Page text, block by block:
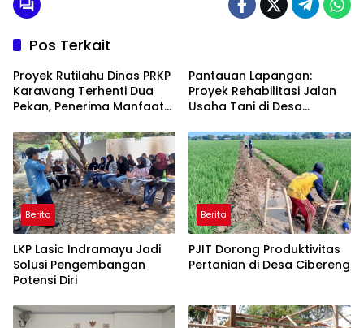
Pos Terkait
Proyek Rutilahu Dinas PRKP
Karawang Terhenti Dua
Pekan, Penerima Manfaat
Pantauan Lapangan:
Proyek Rehabilitasi Jalan
Usaha Tani di Desa
Sesuai Spesifikasi
Berita
LKP Lasic Indramayu Jadi
Solusi Pengembangan
Potensi Diri
Berita
PJIT Dorong Produktivitas
Pertanian di Desa Cibereng